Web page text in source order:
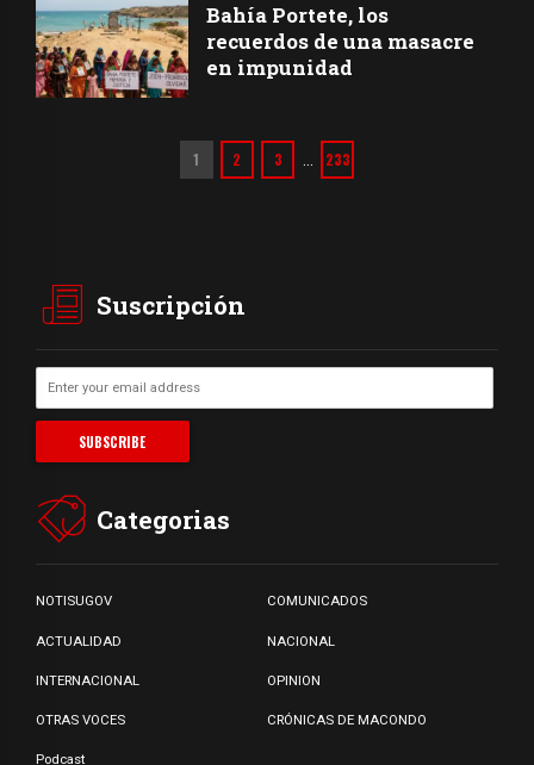
Bahía Portete, los
recuerdos de una masacre
en impunidad
1 2 3 233
Suscripción
Categorias
NOTISUGOV COMUNICADOS
ACTUALIDAD NACIONAL
INTERNACIONAL OPINION
OTRAS VOCES CRÓNICAS DE MACONDO
Podcast